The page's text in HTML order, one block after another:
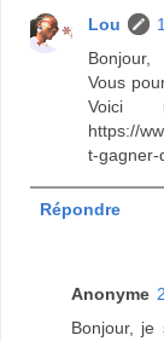
Lou
Bonjour,
Vous
https://
t-gagner-
Répondre
Anonyme
Bonjour,